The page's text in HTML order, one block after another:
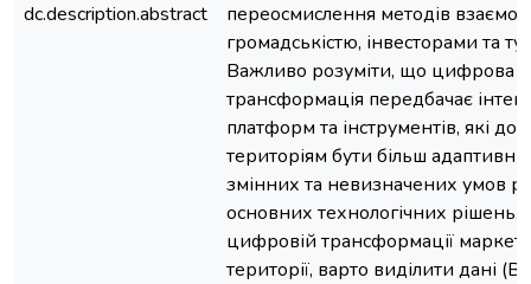
dc.description.abstract
переосмислення методів
громадськістю, інвесторами та
Важливо розуміти, що цифрова
трансформація передбачає
платформ та інструментів, які
територіям бути більш
змінних та невизначених умов
основних технологічних
цифровій трансформації
території, варто виділити дані